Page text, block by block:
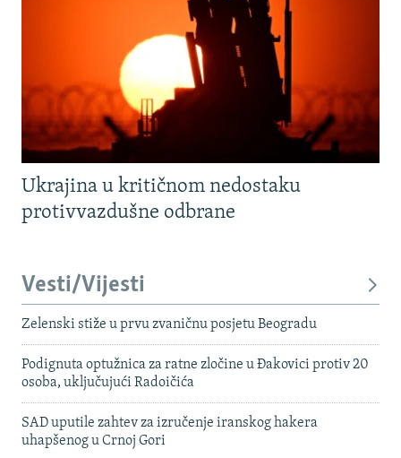
Ukrajina u kritičnom nedostaku
protivvazdušne odbrane
Vesti/Vijesti
Zelenski stiže u prvu zvaničnu posjetu Beogradu
Podignuta optužnica za ratne zločine u Đakovici protiv 20
osoba, uključujući Radoičića
SAD uputile zahtev za izručenje iranskog hakera
uhapšenog u Crnoj Gori